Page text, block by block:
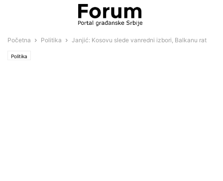
Početna Politika Janjić: Kosovu slede vanredni izbori, Balkanu rat
Politika